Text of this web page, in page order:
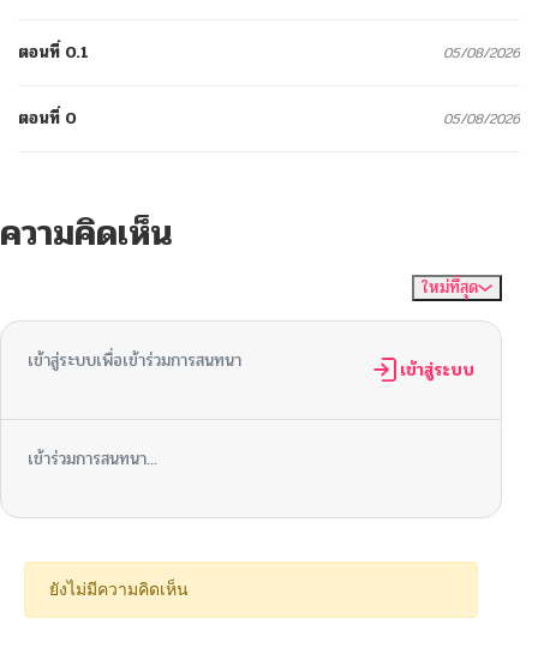
ตอนที่ 0.1 05/08/2026
ตอนที่ 0 05/08/2026
ความคิดเห็น
ใหม่ที่สุด
เข้าสู่ระบบเพื่อเข้าร่วมการสนทนา เข้าสู่ระบบ
เข้าร่วมการสนทนา...
ยังไม่มีความคิดเห็น